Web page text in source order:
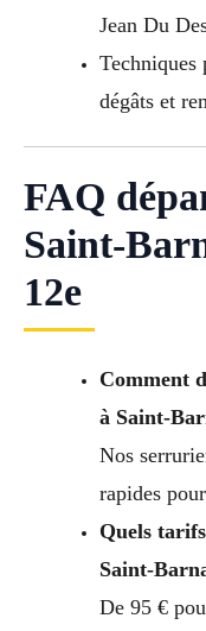
Jean Du
Techniques
dégâts et
FAQ
Saint-
12e
Comment
à Saint-
Nos
rapides
Quels
Saint-
De 95 €